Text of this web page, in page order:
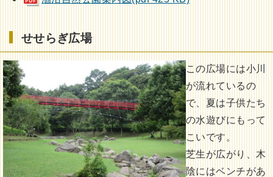
せせらぎ広場
この広場には小川
が流れているの
で、夏は子供たち
の水遊びにもって
こいです。
芝生が広がり、木
陰にはベンチがあ